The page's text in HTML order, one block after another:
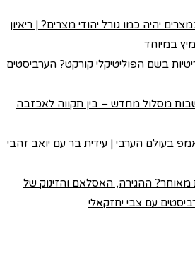
יהיה כמו גורל יהודי מצרים? | ריאיון
במיוחד
בשם הפוליטיקלי קורקט? הערביסטים
מסלול מחדש – בין תקווה לאכזבה
בעולם הערבי | עידית בר עם יואב זהבי
ההגירה, האסלאם והזינוק של
עם צבי יחזקאלי